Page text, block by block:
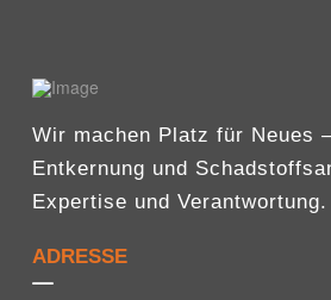
Wir machen Platz für Neues
Entkernung und
Expertise und Verantwortung.
ADRESSE